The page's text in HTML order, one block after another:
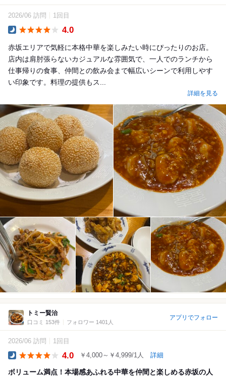
2026/06 訪問 1回目
4.0
赤坂エリアで気軽に本格中華を楽しみたい時にぴったりのお店。
店内は肩肘張らないカジュアルな雰囲気で、一人でのランチから
仕事帰りの食事、仲間との飲み会まで幅広いシーンで利用しやす
い印象です。料理の提供もス...
詳細を見る
トミー賢治
口コミ 153件 フォロワー 1401人
アプリでフォロー
2026/06 訪問 1回目
4.0 ￥4,000～￥4,999/1人 詳細
ボリューム満点！本場感あふれる中華を仲間と楽しめる赤坂の人